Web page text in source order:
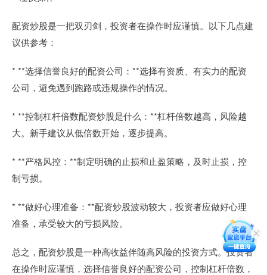
配资炒股是一把双刃剑，投资者在操作时应谨慎。以下几点建
议供参考：
* **选择信誉良好的配资公司：**选择有资质、有实力的配资
公司，避免遇到跑路或违规操作的情况。
* **控制杠杆倍数配资炒股是什么：**杠杆倍数越高，风险越
大。新手建议从低倍数开始，逐步提高。
* **严格风控：**制定明确的止损和止盈策略，及时止损，控
制亏损。
* **做好心理准备：**配资炒股波动较大，投资者应做好心理
准备，承受较大的亏损风险。
总之，配资炒股是一种高收益伴随高风险的投资方式。投资者
在操作时应谨慎，选择信誉良好的配资公司，控制杠杆倍数，